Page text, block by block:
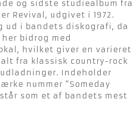
og sidste studiealbum fra
Revival, udgivet i 1972.
ud i bandets diskografi, da
bidrog med
hvilket giver en varieret
fra klassisk country-rock
Indeholder
nummer “Someday
står som et af bandets mest